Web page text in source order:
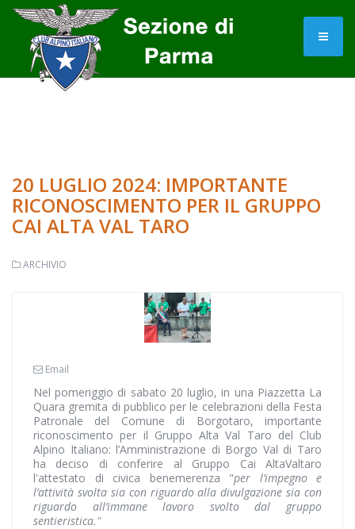
20 LUGLIO 2024: IMPORTANTE
RICONOSCIMENTO PER IL GRUPPO
CAI ALTA VAL TARO
ARCHIVIO
Email
Nel pomeriggio di sabato 20 luglio, in una Piazzetta La
Quara gremita di pubblico per le celebrazioni della Festa
Patronale del Comune di Borgotaro, importante
riconoscimento per il Gruppo Alta Val Taro del Club
Alpino Italiano: l’Amministrazione di Borgo Val di Taro
ha deciso di conferire al Gruppo Cai AltaValtaro
l'attestato di civica benemerenza "per l’impegno e
l’attività svolta sia con riguardo alla divulgazione sia con
riguardo all’immane lavoro svolto dal gruppo
sentieristica."